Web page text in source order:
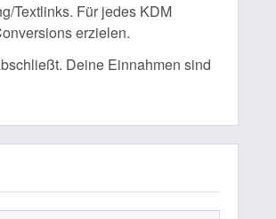
Textlinks. Für jedes KDM
erzielen.
Deine Einnahmen sind